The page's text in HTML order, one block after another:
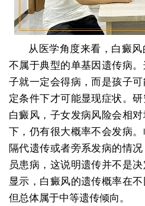
从医学角度来看，白癜
不属于典型的单基因遗传病
子就一定会得病，而是孩子
定条件下才可能显现症状。
白癜风，子女发病风险会相
下，仍有很大概率不会发病
隔代遗传或者旁系发病的情
员患病，这说明遗传并不是
显示，白癜风的遗传概率在
但总体属于中等遗传倾向。